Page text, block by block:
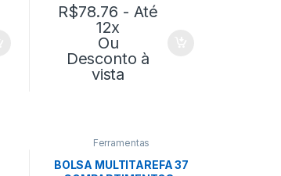
R$78.76 - Até
12x
Ou
Desconto à
vista
Ferramentas
BOLSA MULTITAREFA 37